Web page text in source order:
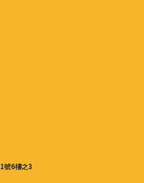
號6樓之3